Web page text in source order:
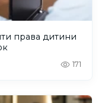
права дитини
171